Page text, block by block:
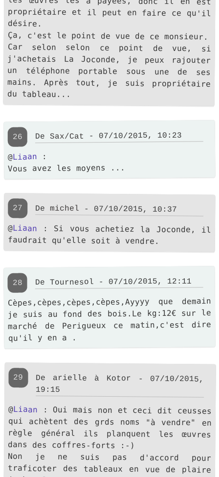
désire.
Ça, c'est le point de vue de ce monsieur.
Car selon selon ce point de vue, si
j'achetais La Joconde, je peux rajouter
un téléphone portable sous une de ses
mains. Après tout, je suis propriétaire
du tableau...
26 De Sax/Cat - 07/10/2015, 10:23
@Liaan :
Vous avez les moyens ...
27 Demichel - 07/10/2015, 10:37
@Liaan : Si vous achetiez la Joconde, il
faudrait qu'elle soit à vendre.
28 De Tournesol - 07/10/2015, 12:11
Cèpes,cèpes,cèpes,cèpes,Ayyyy que demain
je suis au fond des bois.Le kg:12€ sur le
marché de Perigueux ce matin,c'est dire
qu'il y en a .
29 De arielle à Kotor - 07/10/2015,
19:15
@Liaan : Oui mais non et ceci dit ceusses
qui achètent des grds noms "à vendre" en
règle général ils planquent les œuvres
dans des coffres-forts :-)
Non je ne suis pas d'accord pour
traficoter des tableaux en vue de plaire
( de plus c'est loupé, il ne vend pas
mieux). Tout comme ça me gave que l'on
fasse des films trucmuche 1 puis 2 etc...
Tout comme redessiner les héros de Bd
dont les auteurs sont morts etc... C'est
bassement mercantile... Le pastiche là